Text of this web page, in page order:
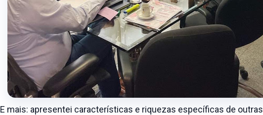
E mais: apresentei características e riquezas específicas de outras